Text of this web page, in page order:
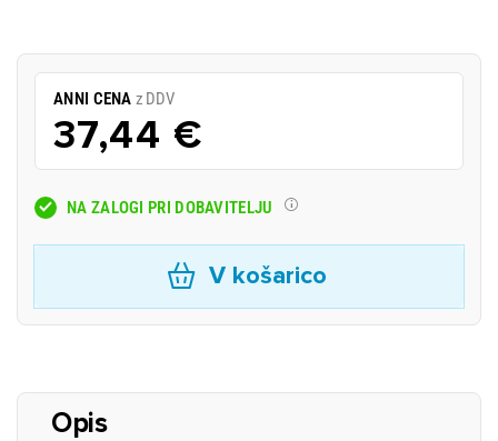
ANNI CENA z DDV
37,44 €
NA ZALOGI PRI DOBAVITELJU
V košarico
Opis